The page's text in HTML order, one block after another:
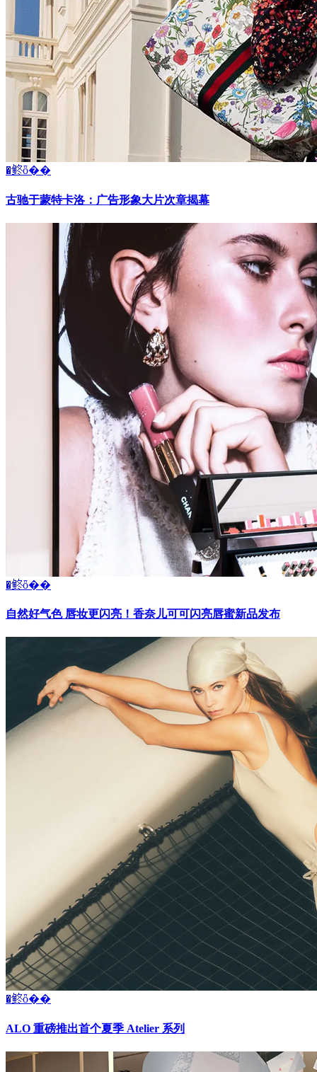
�鿴ȫ��
古驰于蒙特卡洛：广告形象大片次章揭幕
�鿴ȫ��
自然好气色 唇妆更闪亮！香奈儿可可闪亮唇蜜新品发布
�鿴ȫ��
ALO 重磅推出首个夏季 Atelier 系列